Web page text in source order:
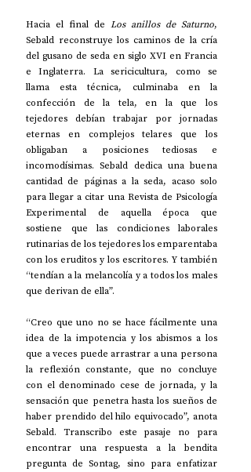
Hacia el final de Los anillos de Saturno,
Sebald reconstruye los caminos de la cría
del gusano de seda en siglo XVI en Francia
e Inglaterra. La sericicultura, como se
llama esta técnica, culminaba en la
confección de la tela, en la que los
tejedores debían trabajar por jornadas
eternas en complejos telares que los
obligaban a posiciones tediosas e
incomodísimas. Sebald dedica una buena
cantidad de páginas a la seda, acaso solo
para llegar a citar una Revista de Psicología
Experimental de aquella época que
sostiene que las condiciones laborales
rutinarias de los tejedores los emparentaba
con los eruditos y los escritores. Y también
“tendían a la melancolía y a todos los males
que derivan de ella”.
“Creo que uno no se hace fácilmente una
idea de la impotencia y los abismos a los
que a veces puede arrastrar a una persona
la reflexión constante, que no concluye
con el denominado cese de jornada, y la
sensación que penetra hasta los sueños de
haber prendido del hilo equivocado”, anota
Sebald. Transcribo este pasaje no para
encontrar una respuesta a la bendita
pregunta de Sontag, sino para enfatizar